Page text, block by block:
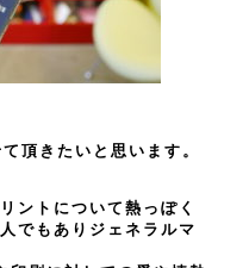
頂きたいと思います。
ントについて熱っぽく
でもありジェネラルマ